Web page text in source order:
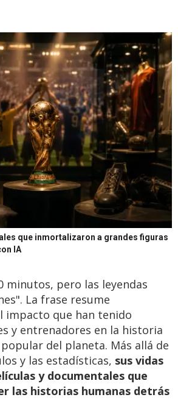
que inmortalizaron a grandes figuras
IA
minutos, pero las leyendas
La frase resume
impacto que han tenido
y entrenadores en la historia
del planeta. Más allá de
y las estadísticas, sus vidas
y documentales que
las historias humanas detrás